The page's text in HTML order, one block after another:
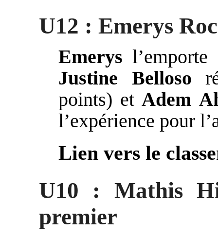
U12 : Emerys
Emerys
Justine Belloso
points) etAdem
l’expérience pour
Lien vers le
U10 : Mathis
premier